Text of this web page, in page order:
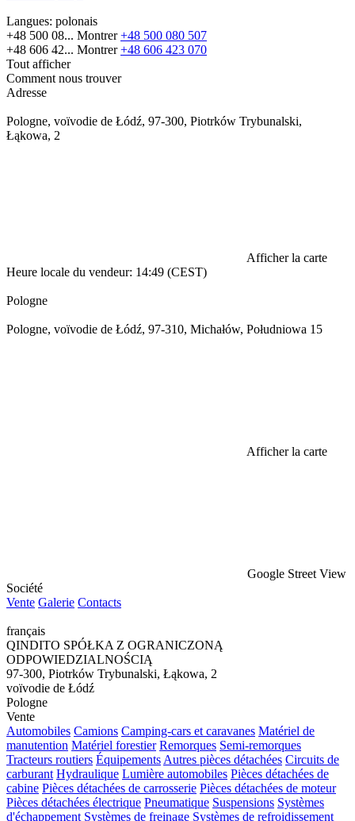
Langues: polonais
+48 500 08... Montrer+48 500 080 507
+48 606 42... Montrer+48 606 423 070
Tout afficher
Comment nous trouver
Adresse
Pologne, voïvodie de Łódź, 97-300, Piotrków Trybunalski,
Łąkowa, 2
Afficher la carte
Heure locale du vendeur: 14:49 (CEST)
Pologne
Pologne, voïvodie de Łódź, 97-310, Michałów, Południowa 15
Afficher la carte
Google Street View
Société
Vente Galerie Contacts
français
QINDITO SPÓŁKA Z OGRANICZONĄ
ODPOWIEDZIALNOŚCIĄ
97-300, Piotrków Trybunalski, Łąkowa, 2
voïvodie de Łódź
Pologne
Vente
Automobiles Camions Camping-cars et caravanes Matériel de
manutention Matériel forestier Remorques Semi-remorques
Tracteurs routiers Équipements Autres pièces détachées Circuits de
carburant Hydraulique Lumière automobiles Pièces détachées de
cabine Pièces détachées de carrosserie Pièces détachées de moteur
Pièces détachées électrique Pneumatique Suspensions Systèmes
d'échappement Systèmes de freinage Systèmes de refroidissement